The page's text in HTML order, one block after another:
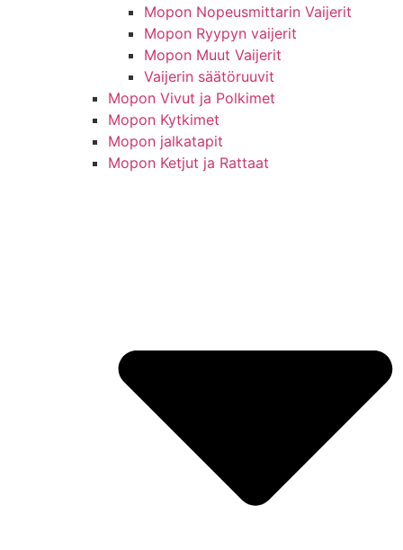
Mopon Nopeusmittarin Vaijerit
Mopon Ryypyn vaijerit
Mopon Muut Vaijerit
Vaijerin säätöruuvit
Mopon Vivut ja Polkimet
Mopon Kytkimet
Mopon jalkatapit
Mopon Ketjut ja Rattaat